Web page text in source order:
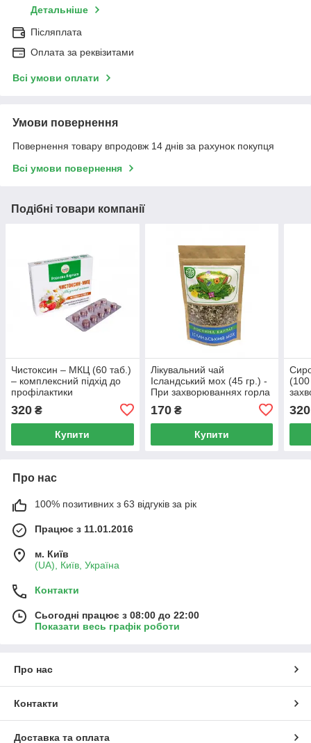
Детальніше
Післяплата
Оплата за реквізитами
Всі умови оплати
Умови повернення
Повернення товару впродовж 14 днів за рахунок покупця
Всі умови повернення
Подібні товари компанії
Чистоксин – МКЦ (60 таб.)
– комплексний підхід до
профілактики
захворювань кишечника
та його очищення.
320 ₴
Купити
Лікувальний чай
Ісландський мох (45 гр.) -
При захворюваннях горла
шляхів.
170₴
Купити
320
Про нас
100% позитивних з 63 відгуків за рік
Працює з 11.01.2016
м. Київ
(UA), Київ, Україна
Контакти
Сьогодні працює з 08:00 до 22:00
Показати весь графік роботи
Про нас
Контакти
Доставка та оплата